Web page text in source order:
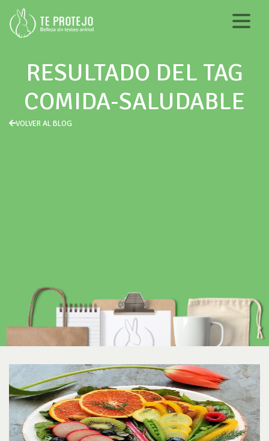
RESULTADO DEL TAG
COMIDA-SALUDABLE
VOLVER AL BLOG